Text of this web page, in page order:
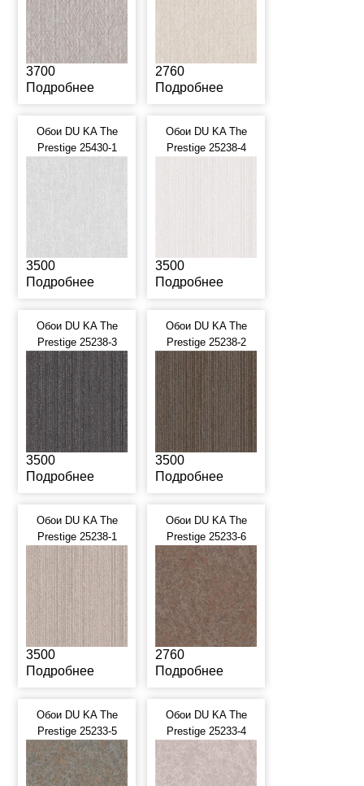
3700
Подробнее
2760
Подробнее
Обои DU KA The
Prestige 25430-1
3500
Подробнее
Обои DU KA The
Prestige 25238-4
3500
Подробнее
Обои DU KA The
Prestige 25238-3
3500
Подробнее
Обои DU KA The
Prestige 25238-2
3500
Подробнее
Обои DU KA The
Prestige 25238-1
3500
Подробнее
Обои DU KA The
Prestige 25233-6
2760
Подробнее
Обои DU KA The
Prestige 25233-5
Обои DU KA The
Prestige 25233-4